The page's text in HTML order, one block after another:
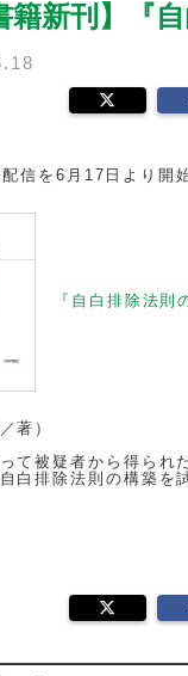
籍新刊】『
信を6月17日より開
『自白排除法則
著）
て被疑者から得られ
白排除法則の構築を